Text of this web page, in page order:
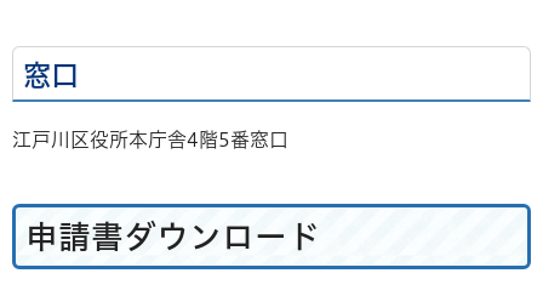
窓口
江戸川区役所本庁舎4階5番窓口
申請書ダウンロード